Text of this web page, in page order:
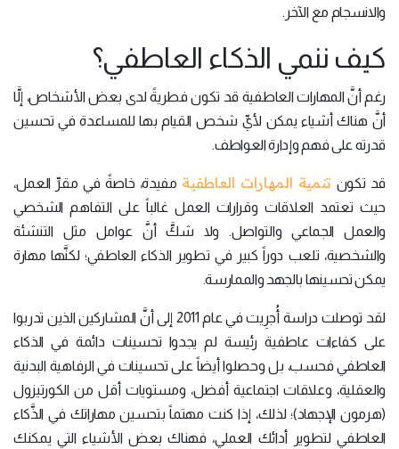
والانسجام مع الآخر.
كيف ننمي الذكاء العاطفي؟
رغم أنَّ المهارات العاطفية قد تكون فطريةً لدى بعض الأشخاص، إلَّا
أنَّ هناك أشياء يمكن لأيِّ شخص القيام بها للمساعدة في تحسين
قدرته على فهم وإدارة العواطف.
قد تكون تنمية المهارات العاطفية مفيدة، خاصةً في مقرِّ العمل،
حيث تعتمد العلاقات وقرارات العمل غالباً على التفاهم الشخصي
والعمل الجماعي والتواصل. ولا شكَّ أنَّ عوامل مثل التنشئة
والشخصية، تلعب دوراً كبير في تطوير الذكاء العاطفي؛ لكنَّها مهارة
يمكن تحسينها بالجهد والممارسة.
لقد توصلت دراسة أُجرِيت في عام 2011 إلى أنَّ المشاركين الذين تدربوا
على كفاءات عاطفية رئيسة لم يجدوا تحسينات دائمة في الذكاء
العاطفي فحسب، بل وحصلوا أيضاً على تحسينات في الرفاهية البدنية
والعقلية، وعلاقات اجتماعية أفضل، ومستويات أقل من الكورتيزول
(هرمون الإجهاد)؛ لذلك، إذا كنت مهتماً بتحسين مهاراتك في الذَّكاء
العاطفي لتطوير أدائك العملي، فهناك بعض الأشياء التي يمكنك